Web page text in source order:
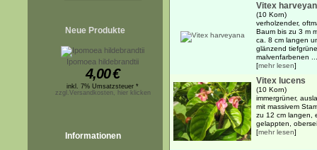
Neue Produkte
Ipomoea hildebrandtii
4,00€
inkl. 7% Umsatzsteuer *
zzgl.Versandkosten, hier klicken
Informationen
Vitex
(10 Korn)
verholzender,
Baum bis zu 3 m
ca. 8 cm langen
glänzend
malvenfarbenen ...
[mehr lesen]
Vitex lucens
(10 Korn)
immergrüner,
mit massivem
zu 12 cm langen,
gelappten,
[mehr lesen]